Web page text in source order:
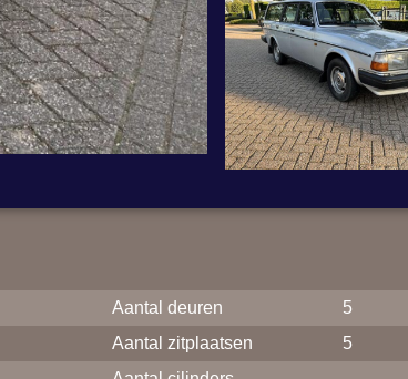
Aantal deuren
5
Aantal zitplaatsen
5